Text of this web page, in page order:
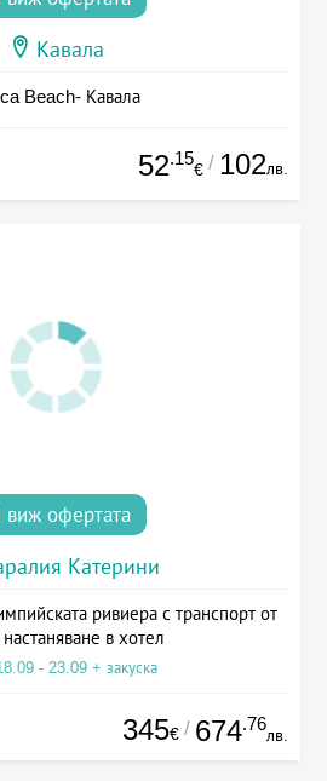
Кавала
Beach- Кавала
52.15
€ / 102лв.
виж офертата
Катерини
ривиера с транспорт от
в хотел
- 23.09 + закуска
345€ / 674.76
лв.